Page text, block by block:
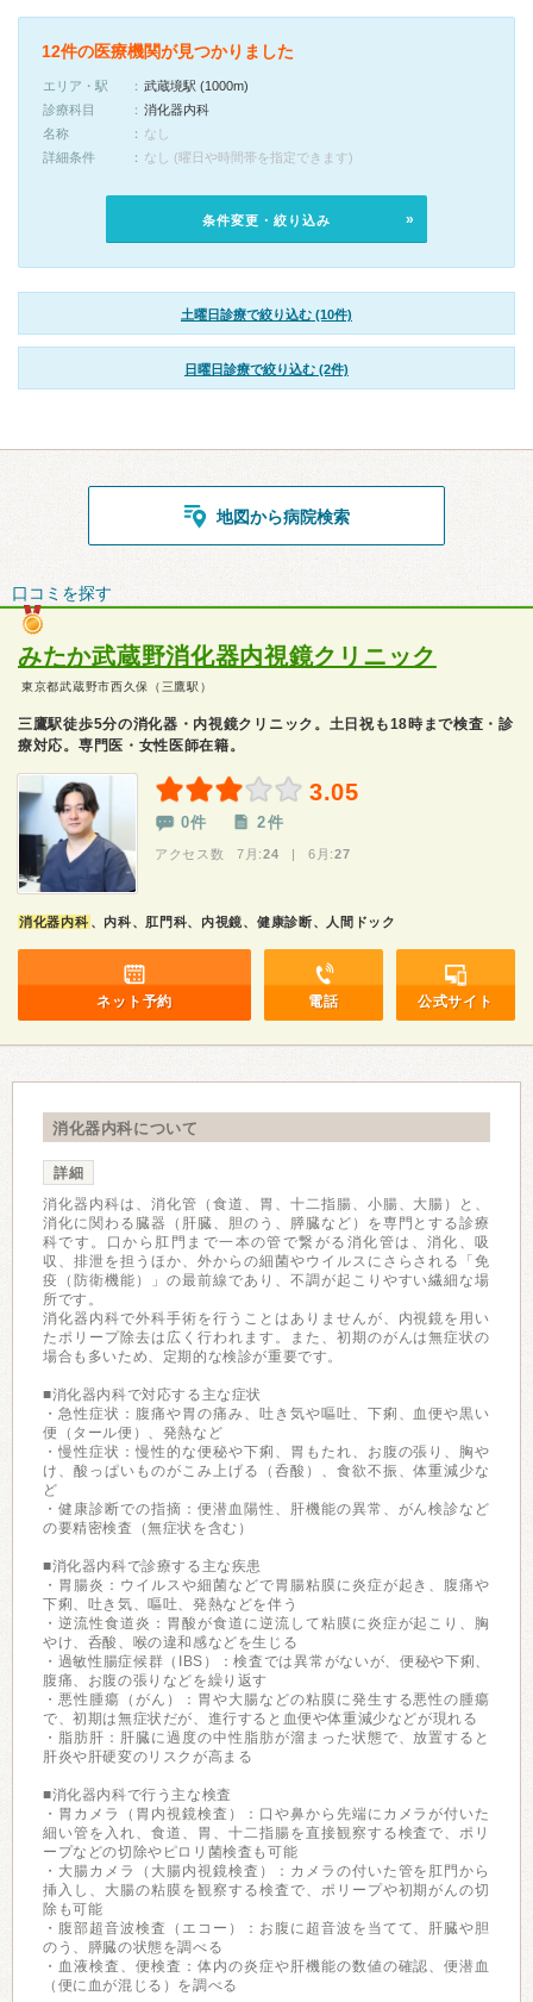
12件の医療機関が見つかりました
エリア・駅
武蔵境駅 (1000m)
診療科目
消化器内科
名称
なし
詳細条件
なし (曜日や時間帯を指定できます)
条件変更・絞り込み
土曜日診療で絞り込む (10件)
日曜日診療で絞り込む (2件)
地図から病院検索
口コミを探す
みたか武蔵野消化器内視鏡クリニック
東京都武蔵野市西久保（三鷹駅）
三鷹駅徒歩5分の消化器・内視鏡クリニック。土日祝も18時まで検査・診
療対応。専門医・女性医師在籍。
3.05
0件 2件
アクセス数 7月:24 | 6月:27
消化器内科 、内科、肛門科、内視鏡、健康診断、人間ドック
ネット予約 電話 公式サイト
消化器内科について
詳細
消化器内科は、消化管（食道、胃、十二指腸、小腸、大腸）と、
消化に関わる臓器（肝臓、胆のう、膵臓など）を専門とする診療
科です。口から肛門まで一本の管で繋がる消化管は、消化、吸
収、排泄を担うほか、外からの細菌やウイルスにさらされる「免
疫（防衛機能）」の最前線であり、不調が起こりやすい繊細な場
所です。
消化器内科で外科手術を行うことはありませんが、内視鏡を用い
たポリープ除去は広く行われます。また、初期のがんは無症状の
場合も多いため、定期的な検診が重要です。
■消化器内科で対応する主な症状
・急性症状：腹痛や胃の痛み、吐き気や嘔吐、下痢、血便や黒い
便（タール便）、発熱など
・慢性症状：慢性的な便秘や下痢、胃もたれ、お腹の張り、胸や
け、酸っぱいものがこみ上げる（呑酸）、食欲不振、体重減少な
ど
・健康診断での指摘：便潜血陽性、肝機能の異常、がん検診など
の要精密検査（無症状を含む）
■消化器内科で診療する主な疾患
・胃腸炎：ウイルスや細菌などで胃腸粘膜に炎症が起き、腹痛や
下痢、吐き気、嘔吐、発熱などを伴う
・逆流性食道炎：胃酸が食道に逆流して粘膜に炎症が起こり、胸
やけ、呑酸、喉の違和感などを生じる
・過敏性腸症候群（IBS）：検査では異常がないが、便秘や下痢、
腹痛、お腹の張りなどを繰り返す
・悪性腫瘍（がん）：胃や大腸などの粘膜に発生する悪性の腫瘍
で、初期は無症状だが、進行すると血便や体重減少などが現れる
・脂肪肝：肝臓に過度の中性脂肪が溜まった状態で、放置すると
肝炎や肝硬変のリスクが高まる
■消化器内科で行う主な検査
・胃カメラ（胃内視鏡検査）：口や鼻から先端にカメラが付いた
細い管を入れ、食道、胃、十二指腸を直接観察する検査で、ポリ
ープなどの切除やピロリ菌検査も可能
・大腸カメラ（大腸内視鏡検査）：カメラの付いた管を肛門から
挿入し、大腸の粘膜を観察する検査で、ポリープや初期がんの切
除も可能
・腹部超音波検査（エコー）：お腹に超音波を当てて、肝臓や胆
のう、膵臓の状態を調べる
・血液検査、便検査：体内の炎症や肝機能の数値の確認、便潜血
（便に血が混じる）を調べる